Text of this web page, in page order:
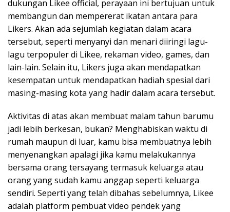
dukungan Likee official, perayaan ini bertujuan untuk
membangun dan mempererat ikatan antara para
Likers. Akan ada sejumlah kegiatan dalam acara
tersebut, seperti menyanyi dan menari diiringi lagu-
lagu terpopuler di Likee, rekaman video, games, dan
lain-lain. Selain itu, Likers juga akan mendapatkan
kesempatan untuk mendapatkan hadiah spesial dari
masing-masing kota yang hadir dalam acara tersebut.
Aktivitas di atas akan membuat malam tahun barumu
jadi lebih berkesan, bukan? Menghabiskan waktu di
rumah maupun di luar, kamu bisa membuatnya lebih
menyenangkan apalagi jika kamu melakukannya
bersama orang tersayang termasuk keluarga atau
orang yang sudah kamu anggap seperti keluarga
sendiri. Seperti yang telah dibahas sebelumnya, Likee
adalah platform pembuat video pendek yang